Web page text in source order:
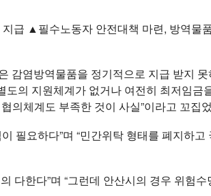
급 ▲필수노동자 안전대책 마련, 방역물
감염방역물품을 정기적으로 지급 받지
의 지원체계가 없거나 여전히 최저임금
의체계도 부족한 것이 사실”이라고 꼬집
필요하다”며 “민간위탁 형태를 폐지하고
다한다”며 “그런데 안산시의 경우 위험